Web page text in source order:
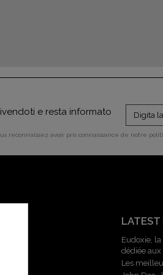
e resta informato
reconnaissez avoir pris connaissance de notre
LATEST
Eudoxie,
dédiée
Les